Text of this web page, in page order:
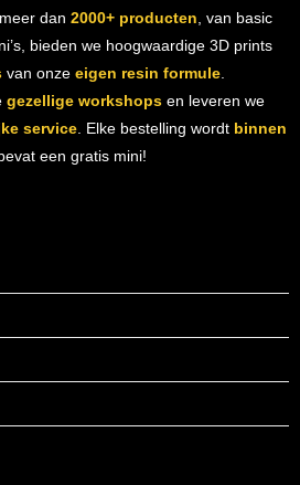
dan 2000+ producten , van basic
bieden we hoogwaardige 3D prints
van onze eigen resin formule.
gezellige workshopsen leveren we
service. Elke bestelling wordt binnen
een gratis mini!